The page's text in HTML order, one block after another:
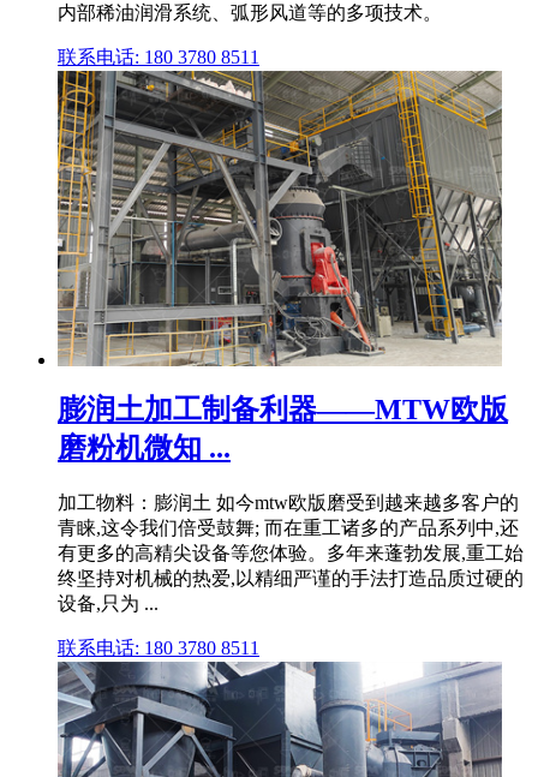
内部稀油润滑系统、弧形风道等的多项技术。
联系电话: 180 3780 8511
膨润土加工制备利器——MTW欧版
磨粉机微知 ...
加工物料：膨润土 如今mtw欧版磨受到越来越多客户的
青睐,这令我们倍受鼓舞; 而在重工诸多的产品系列中,还
有更多的高精尖设备等您体验。多年来蓬勃发展,重工始
终坚持对机械的热爱,以精细严谨的手法打造品质过硬的
设备,只为 ...
联系电话: 180 3780 8511